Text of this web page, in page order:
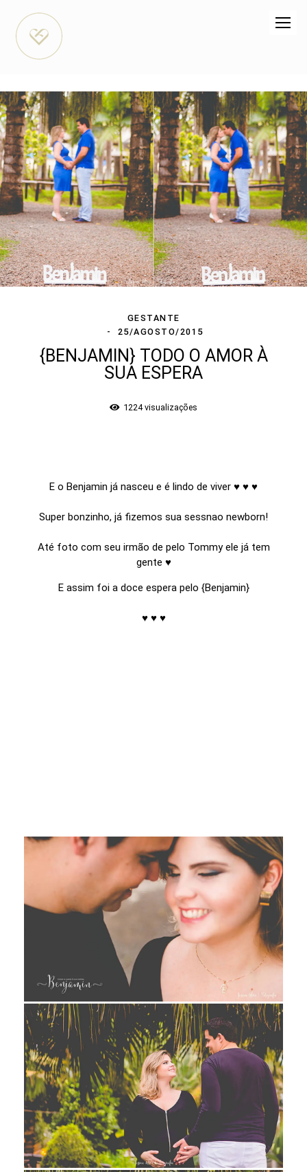
GESTANTE
25/AGOSTO/2015
{BENJAMIN} TODO O AMOR À
SUA ESPERA
1224visualizações
E o Benjamin já nasceu e é lindo de viver ♥ ♥ ♥
Super bonzinho, já fizemos sua sessnao newborn!
Até foto com seu irmão de pelo Tommy ele já tem
gente ♥
E assim foi a doce espera pelo {Benjamin}
♥ ♥ ♥